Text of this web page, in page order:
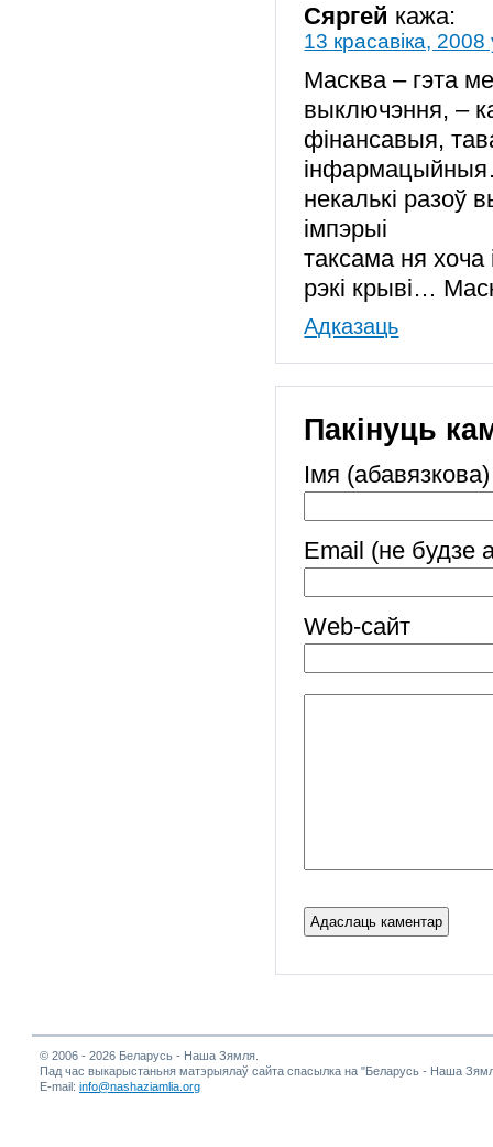
Сяргей кажа:
13 красавіка,
Масква – гэта
выключэння, –
фінансавыя,
некалькі разоў
імпэрыі
таксама ня
рэкі крыві…
Адказаць
Пакінуць
Імя (абавязкова)
Email (не будзе
Web-cайт
© 2006 - 2026 Беларусь - Наша Зямля.
Пад час выкарыстаньня матэрыялаў сайта спасылка на "Беларусь - Наша
E-mail: info@nashaziamlia.org